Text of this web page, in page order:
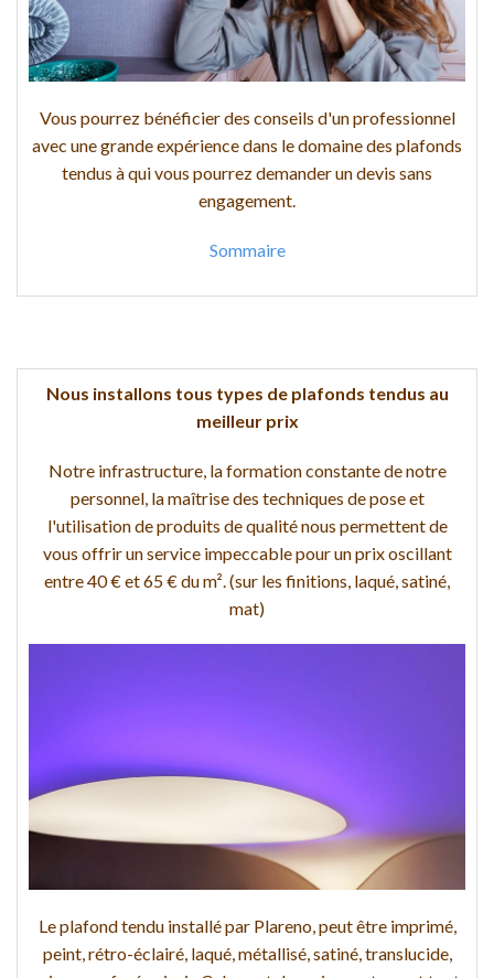
Vous pourrez bénéficier des conseils d'un professionnel
avec une grande expérience dans le domaine des plafonds
tendus à qui vous pourrez demander un devis sans
engagement.
Sommaire
Nous installons tous types de plafonds tendus au
meilleur prix
Notre infrastructure, la formation constante de notre
personnel, la maîtrise des techniques de pose et
l'utilisation de produits de qualité nous permettent de
vous offrir un service impeccable pour un prix oscillant
entre 40 € et 65 € du m². (sur les finitions, laqué, satiné,
mat)
Le plafond tendu installé par Plareno, peut être imprimé,
peint, rétro-éclairé, laqué, métallisé, satiné, translucide,